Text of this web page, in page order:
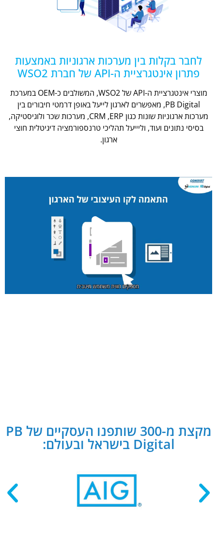
לחבר בקלות בין מערכות ארגוניות באמצעות
פתרון אינטגרציית ה-API של חברת WSO2
מוצרי אינטגרציית ה-API של WSO2, המשולבים כ-OEM במערכת
PB Digital, מאפשרים לארגון לייעל באופן דרמטי חיבורים בין
מערכות ארגוניות שונות כגון CRM ,ERP, מערכות שכר ולוגיסטיקה,
בסיסי נתונים ועוד, וליייעל תהליכי טרנספורמציה דיגיטלית חוצי
ארגון.
מקצת מ-300 שותפנו העסקיים של PB
Digital בישראל ובעולם: